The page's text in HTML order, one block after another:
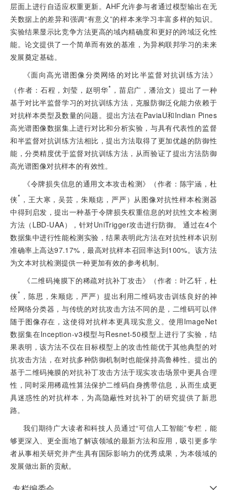
层面上进行自适应权重更新。AHF允许参与者通过模型输出在无
关数据上的差异和强调“有意义”的样本来学习丰富多样的知识。
实验结果显示比竞争方法更高的域内精确度和更好的跨域泛化性
能。论文提供了一个简单而有效的基准，为异构联邦学习的未来
发展奠定基础。
《面向高光谱图像分类网络的对比半监督对抗训练方法》
（作者：石程，刘莹，赵明华* ，苗启广，潘治文）提出了一种
基于对比半监督学习的对抗训练方法，克服防御泛化能力依赖于
对抗样本类型及数量的问题。提出方法在PaviaU和Indian Pines
高光谱图像数据集上进行对比和分析实验，与具有代表性的监督
和半监督对抗训练方法相比，提出方法取得了更加优越的防御性
能，分类精度优于监督对抗训练方法，从而验证了提出方法防御
高光谱图像对抗样本的有效性。
《令牌损失信息的通用文本攻击检测》（作者：陈宇涵，杜
侠* ，王大寒，吴芸，朱顺痣，严严）从图像对抗性样本检测器
中得到启发，提出一种基于令牌损失权重信息的对抗性文本检测
方法（LBD-UAA），针对UniTrigger攻击进行防御。 通过在4个
数据集中进行性能检测实验，结果表明此方法在对抗性样本识别
准确率上高达97.17%，最高对抗样本召回率达到100%。该方法
为文本对抗检测提供一种更加有效的参考机制。
《二维码掩膜下的稀疏对抗补丁攻击》（作者：叶乙轩，杜
侠* ，陈思，朱顺痣，严严）提出利用二维码攻击训练良好的神
经网络分类器，与传统的对抗攻击方法不同的是，二维码可以伴
随于图像存在，这使得对抗样本更具现实意义。使用ImageNet
数据集在Inception-v3模型与Resnet-50模型上进行了实验，结
果表明，该方法不仅在目标模型上的攻击性能优于其他典型的对
抗攻击方法，在对抗多种防御机制时也能保持高鲁棒性。提出的
基于二维码掩膜的对抗补丁攻击方法于现实攻击场景中更具合理
性，同时采用稀疏性算法保护二维码自身携带信息，从而生成更
具迷惑性的对抗样本，为高隐蔽性对抗补丁的研究提供了新思
路。
我们期待广大读者和科技人员通过“可信人工智能”专栏，能
够更深入、更全面地了解该领域的最新方法和应用，吸引更多学
者从事相关研究并产生具有国际影响力的优秀成果，为本领域的
发展做出新的贡献。